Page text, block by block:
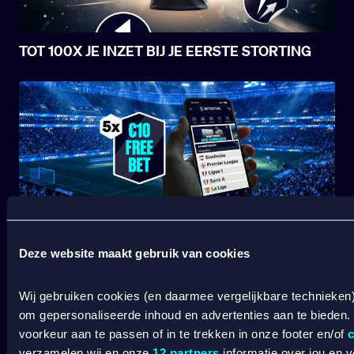
Deze website maakt gebruik van cookies
Wij gebruiken cookies (en daarmee vergelijkbare
om gepersonaliseerde inhoud en advertenties aan te
voorkeur aan te passen of in te trekken in onze footer en/of
TOT 100X JE INZET BIJ JE EERSTE STORTING
START JOUW VOETBALSEIZOEN BIJ BETCITY